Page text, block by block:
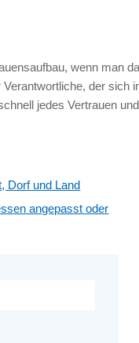
wenn man
der sich
jedes Vertrauen
Dorf und Land
angepasst oder